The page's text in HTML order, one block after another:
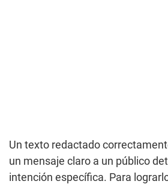
Un texto redactado
un mensaje claro a un público
intención específica. Para